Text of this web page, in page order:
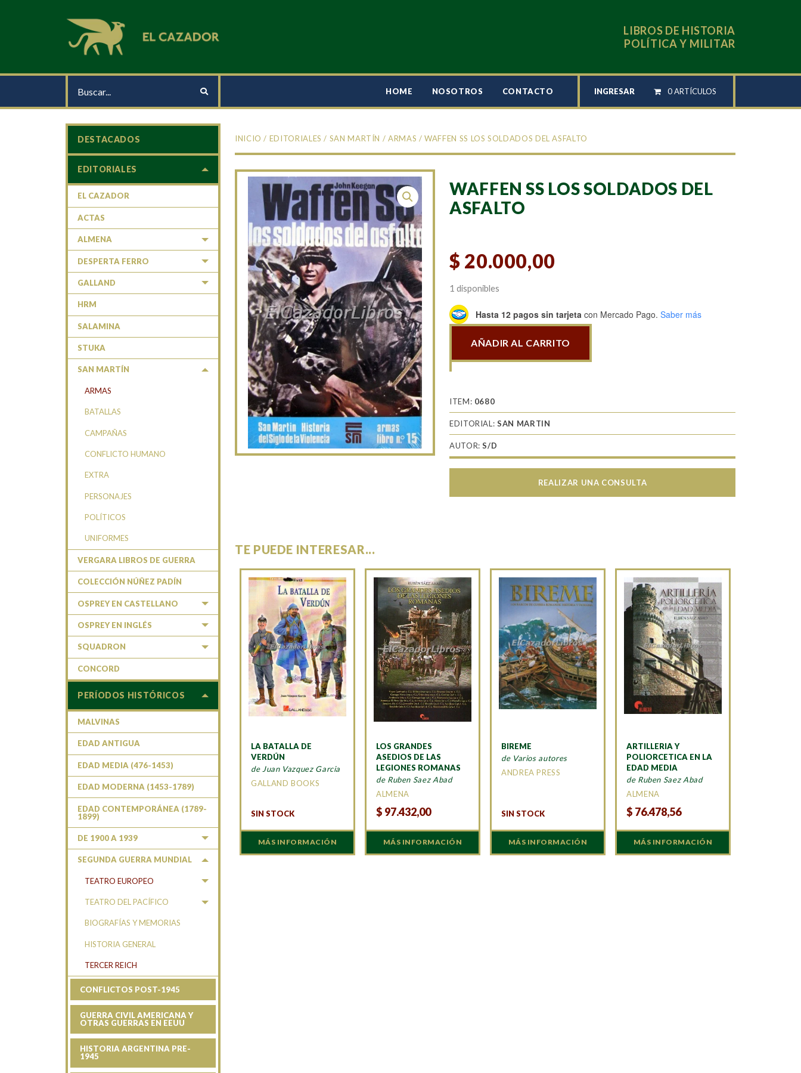
LIBROS DE HISTORIA
POLÍTICA Y MILITAR
HOME NOSOTROS CONTACTO INGRESAR 0 ARTÍCULOS
INICIO / EDITORIALES / SAN MARTÍN /ARMAS / WAFFEN SS LOS SOLDADOS DEL ASFALTO
WAFFEN SS LOS SOLDADOS DEL
ASFALTO
$ 20.000,00
1 disponibles
Hasta 12 pagos sin tarjeta con Mercado Pago. Saber más
SS
soldados
del
asfalto
cantidad
AÑADIR AL CARRITO
ITEM: 0680
EDITORIAL:SAN MARTIN
AUTOR:S/D
REALIZAR UNA CONSULTA
TE PUEDE INTERESAR...
LA BATALLA DE
VERDÚN
de Juan Vazquez Garcia
GALLAND BOOKS
SIN STOCK
MÁS INFORMACIÓN
LOS GRANDES
ASEDIOS DE LAS
LEGIONES ROMANAS
de Ruben Saez Abad
ALMENA
$ 97.432,00
MÁS INFORMACIÓN
BIREME
de Varios autores
ANDREA PRESS
SIN STOCK
MÁS INFORMACIÓN
ARTILLERIA Y
POLIORCETICA EN LA
EDAD MEDIA
de Ruben Saez Abad
ALMENA
$ 76.478,56
MÁS INFORMACIÓN
DESTACADOS
EDITORIALES
EL CAZADOR
ACTAS
ALMENA
DESPERTA FERRO
GALLAND
HRM
SALAMINA
STUKA
SAN MARTÍN
ARMAS
BATALLAS
CAMPAÑAS
CONFLICTO HUMANO
EXTRA
PERSONAJES
POLÍTICOS
UNIFORMES
VERGARA LIBROS DE GUERRA
COLECCIÓN NÚÑEZ PADÍN
OSPREY EN CASTELLANO
OSPREY EN INGLÉS
SQUADRON
CONCORD
PERÍODOS HISTÓRICOS
MALVINAS
EDAD ANTIGUA
EDAD MEDIA (476-1453)
EDAD MODERNA (1453-1789)
EDAD CONTEMPORÁNEA (1789-
1899)
DE 1900 A 1939
SEGUNDA GUERRA MUNDIAL
TEATRO EUROPEO
TEATRO DEL PACÍFICO
BIOGRAFÍAS Y MEMORIAS
HISTORIA GENERAL
TERCER REICH
CONFLICTOS POST-1945
GUERRA CIVIL AMERICANA Y
OTRAS GUERRAS EN EEUU
HISTORIA ARGENTINA PRE-
1945